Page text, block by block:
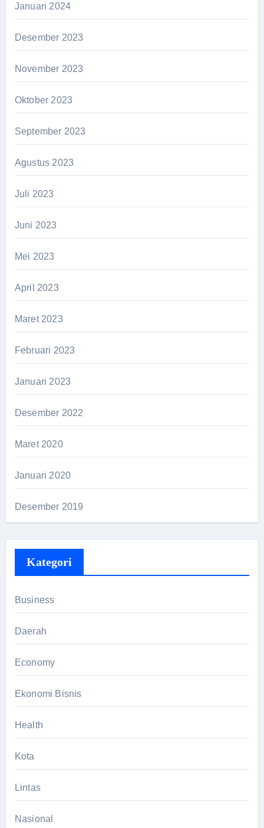
Januari 2024
Desember 2023
November 2023
Oktober 2023
September 2023
Agustus 2023
Juli 2023
Juni 2023
Mei 2023
April 2023
Maret 2023
Februari 2023
Januari 2023
Desember 2022
Maret 2020
Januari 2020
Desember 2019
Kategori
Business
Daerah
Economy
Ekonomi Bisnis
Health
Kota
Lintas
Nasional